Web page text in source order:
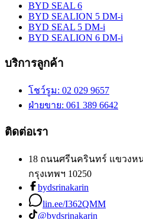
BYD SEAL 6
BYD SEALION 5 DM-i
BYD SEAL 5 DM-i
BYD SEALION 6 DM-i
บริการลูกค้า
โชว์รูม: 02 029 9657
ฝ่ายขาย: 061 389 6642
ติดต่อเรา
18 ถนนศรีนครินทร์ แขวงห
กรุงเทพฯ 10250
bydsrinakarin
lin.ee/I362QMM
@bydsrinakarin